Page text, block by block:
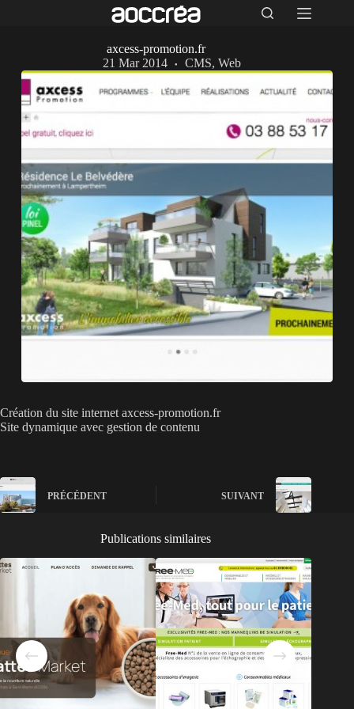
axcess-promotion.fr
21 Mar 2014
CMS, Web
Création du site internet axcess-promotion.fr
Site dynamique avec gestion de contenu
PRÉCÉDENT SUIVANT
Publications similaires